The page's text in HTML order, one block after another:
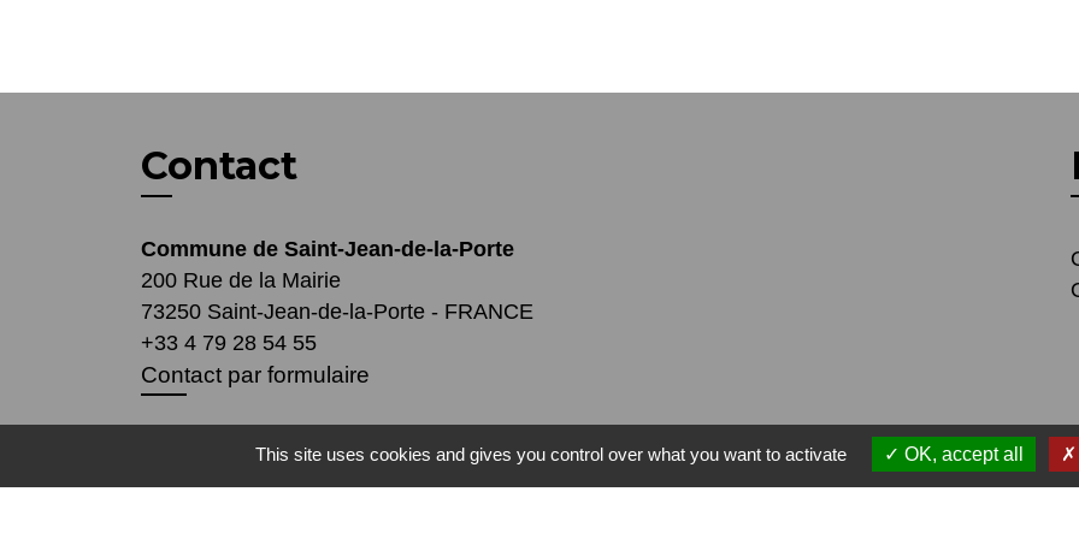
Contact
Commune de Saint-Jean-de-la-Porte
200 Rue de la Mairie
73250 Saint-Jean-de-la-Porte - FRANCE
+33 4 79 28 54 55
Contact par formulaire
Mentions légales - Politique de confidentialité - Accessibilité - Plan du site Gestion des
This site uses cookies and gives you control over what you want to activate OK, accept all